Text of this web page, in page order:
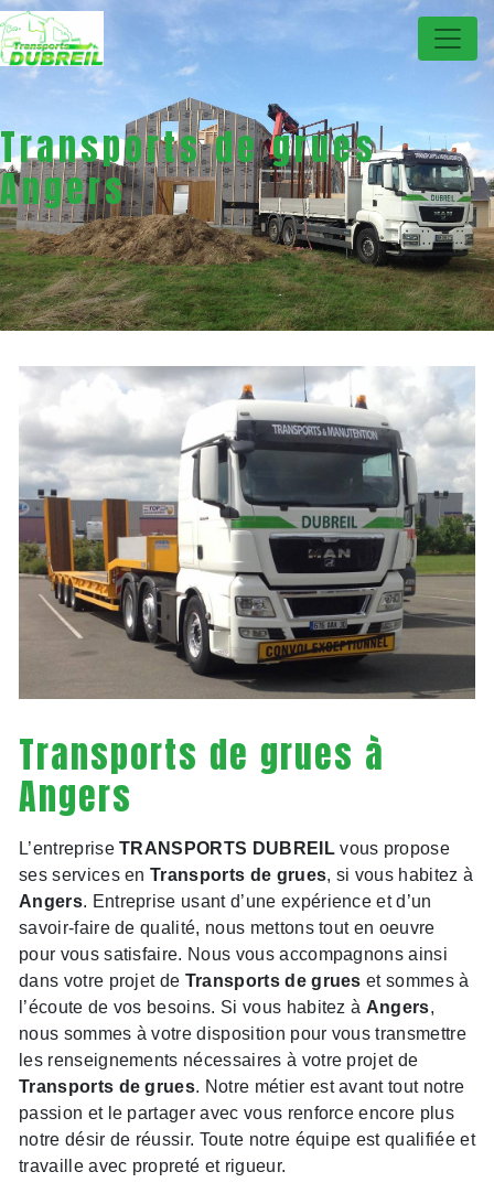
Panneau de gestion des cookies
Transports de grues
Angers
Transports de grues à
Angers
L’entrepriseTRANSPORTS DUBREILvous propose
ses services enTransports de grues, si vous habitez à
Angers. Entreprise usant d’une expérience et d’un
savoir-faire de qualité, nous mettons tout en oeuvre
pour vous satisfaire. Nous vous accompagnons ainsi
dans votre projet de Transports de grues et sommes à
l’écoute de vos besoins. Si vous habitez à Angers,
nous sommes à votre disposition pour vous transmettre
les renseignements nécessaires à votre projet de
Transports de grues. Notre métier est avant tout notre
passion et le partager avec vous renforce encore plus
notre désir de réussir. Toute notre équipe est qualifiée et
travaille avec propreté et rigueur.